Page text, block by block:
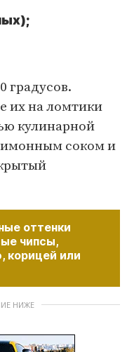
градусов.
их на ломтики
кулинарной
соком и
оттенки
чипсы,
корицей или
НИЖЕ